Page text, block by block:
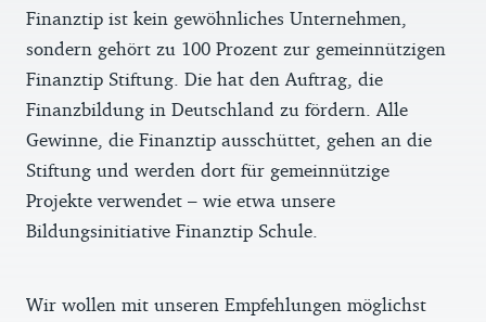
Finanztip ist kein gewöhnliches Unternehmen,
sondern gehört zu 100 Prozent zur gemeinnützigen
Finanztip Stiftung. Die hat den Auftrag, die
Finanzbildung in Deutschland zu fördern. Alle
Gewinne, die Finanztip ausschüttet, gehen an die
Stiftung und werden dort für gemeinnützige
Projekte verwendet – wie etwa unsere
Bildungsinitiative Finanztip Schule.
Wir wollen mit unseren Empfehlungen möglichst